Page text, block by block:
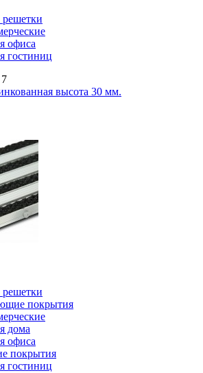
решетки
офиса
гостиниц
высота 30 мм.
решетки
покрытия
дома
офиса
покрытия
гостиниц